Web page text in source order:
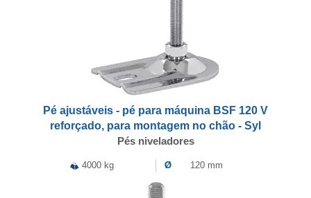
Pé ajustáveis - pé para máquina BSF 120 V
reforçado, para montagem no chão - Syl
Pés niveladores
4000 kg Ø 120 mm